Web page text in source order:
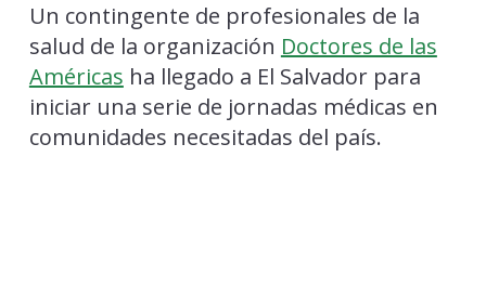
Un contingente de profesionales de la
salud de la organización Doctores de las
Américas ha llegado a El Salvador para
iniciar una serie de jornadas médicas en
comunidades necesitadas del país.